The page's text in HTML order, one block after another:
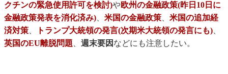
クチンの緊急使用許可を検討)や欧州の金融政策(昨日10日に
金融政策発表を消化済み)、 米国の金融政策、 米国の追加経
済対策、 トランプ大統領の発言(次期米大統領の発言にも)、
英国のEU離脱問題、 週末要因 などにも注意したい。